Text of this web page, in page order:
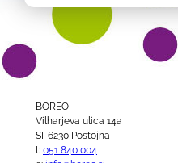
BOREO
Vilharjeva ulica 14a
SI-6230 Postojna
t: 051 840 004